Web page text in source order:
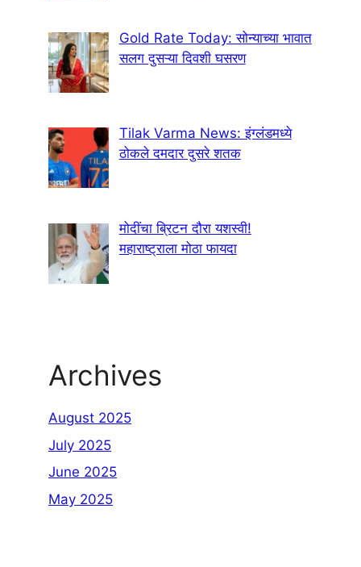
Gold Rate Today: सोन्याच्या भावात
सलग दुसऱ्या दिवशी घसरण
Tilak Varma News: इंग्लंडमध्ये
ठोकले दमदार दुसरे शतक
मोदींचा ब्रिटन दौरा यशस्वी!
महाराष्ट्राला मोठा फायदा
Archives
August 2025
July 2025
June 2025
May 2025